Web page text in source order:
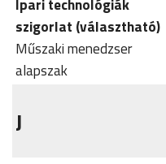
Ipari technológiák
szigorlat (választható)
Műszaki menedzser
alapszak
J